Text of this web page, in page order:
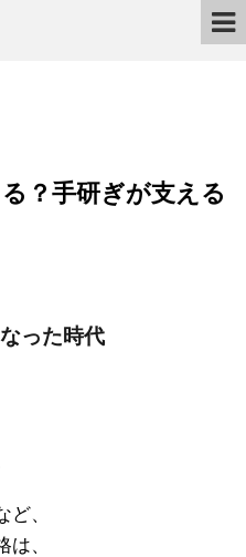
？手研ぎが支える
った時代
、
、